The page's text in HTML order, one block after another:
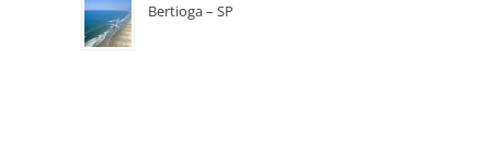
Bertioga – SP